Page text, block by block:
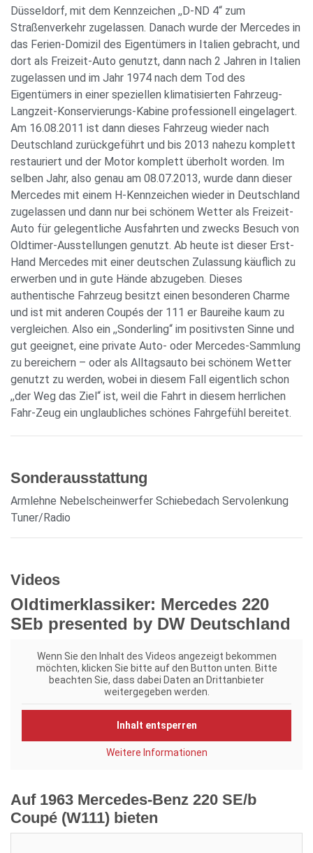
Düsseldorf, mit dem Kennzeichen ,,D-ND 4“ zum
Straßenverkehr zugelassen. Danach wurde der Mercedes in
das Ferien-Domizil des Eigentümers in Italien gebracht, und
dort als Freizeit-Auto genutzt, dann nach 2 Jahren in Italien
zugelassen und im Jahr 1974 nach dem Tod des
Eigentümers in einer speziellen klimatisierten Fahrzeug-
Langzeit-Konservierungs-Kabine professionell eingelagert.
Am 16.08.2011 ist dann dieses Fahrzeug wieder nach
Deutschland zurückgeführt und bis 2013 nahezu komplett
restauriert und der Motor komplett überholt worden. Im
selben Jahr, also genau am 08.07.2013, wurde dann dieser
Mercedes mit einem H-Kennzeichen wieder in Deutschland
zugelassen und dann nur bei schönem Wetter als Freizeit-
Auto für gelegentliche Ausfahrten und zwecks Besuch von
Oldtimer-Ausstellungen genutzt. Ab heute ist dieser Erst-
Hand Mercedes mit einer deutschen Zulassung käuflich zu
erwerben und in gute Hände abzugeben. Dieses
authentische Fahrzeug besitzt einen besonderen Charme
und ist mit anderen Coupés der 111 er Baureihe kaum zu
vergleichen. Also ein ,,Sonderling“ im positivsten Sinne und
gut geeignet, eine private Auto- oder Mercedes-Sammlung
zu bereichern – oder als Alltagsauto bei schönem Wetter
genutzt zu werden, wobei in diesem Fall eigentlich schon
,,der Weg das Ziel“ ist, weil die Fahrt in diesem herrlichen
Fahr-Zeug ein unglaubliches schönes Fahrgefühl bereitet.
Sonderausstattung
Armlehne Nebelscheinwerfer Schiebedach Servolenkung
Tuner/Radio
Videos
Oldtimerklassiker: Mercedes 220
SEb presented by DW Deutschland
Wenn Sie den Inhalt des Videos angezeigt bekommen
möchten, klicken Sie bitte auf den Button unten. Bitte
beachten Sie, dass dabei Daten an Drittanbieter
weitergegeben werden.
Inhalt entsperren
Weitere Informationen
Auf 1963 Mercedes-Benz 220 SE/b
Coupé (W111) bieten